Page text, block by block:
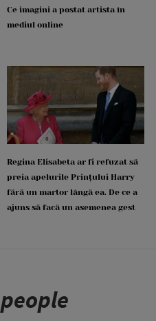
Ce imagini a postat artista în
mediul online
Regina Elisabeta ar fi refuzat să
preia apelurile Prințului Harry
fără un martor lângă ea. De ce a
ajuns să facă un asemenea gest
people